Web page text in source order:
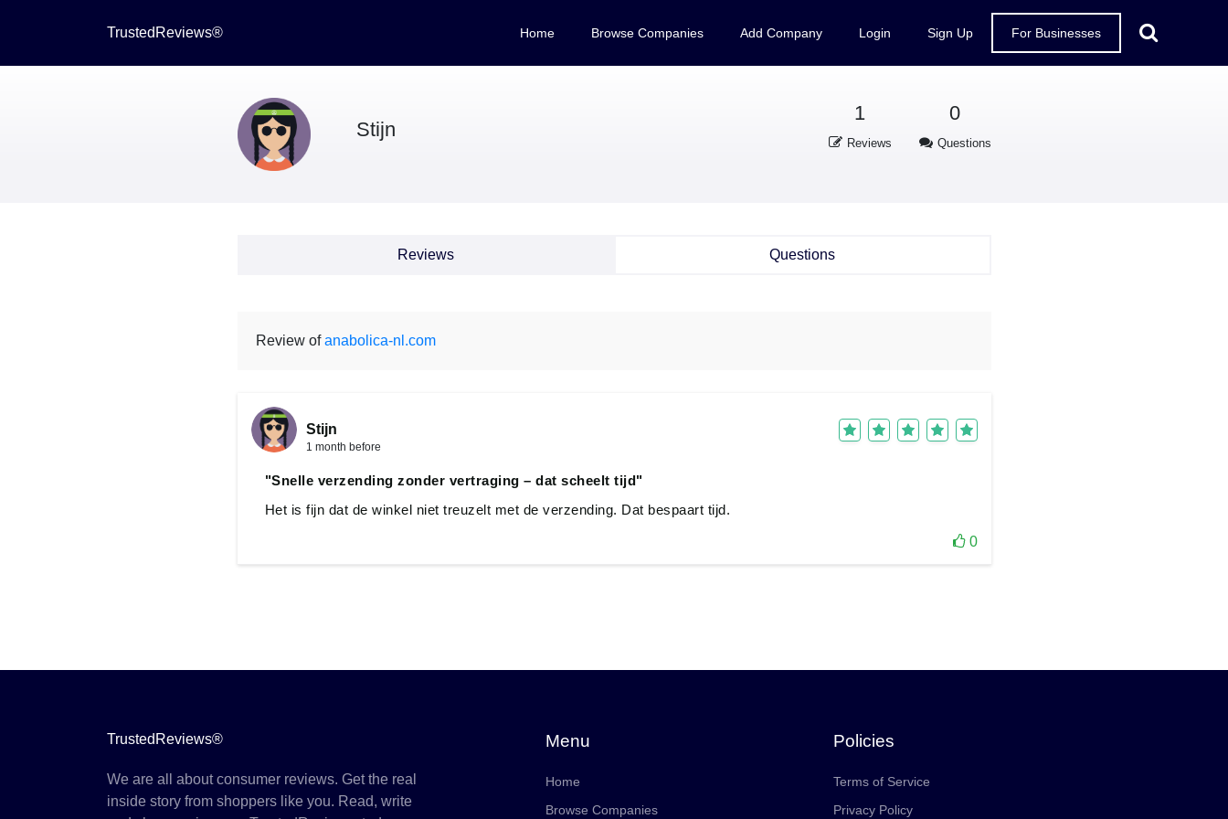
TrustedReviews® Home Browse Companies Add Company Login Sign Up For Businesses
Stijn
1
Reviews
0
Questions
Reviews Questions
Review ofanabolica-nl.com
Stijn
1 month before
"Snelle verzending zonder vertraging – dat scheelt tijd"
Het is fijn dat de winkel niet treuzelt met de verzending. Dat bespaart tijd.
0
TrustedReviews®
We are all about consumer reviews. Get the real
inside story from shoppers like you. Read, write
Menu
Home
Browse Companies
Policies
Terms of Service
Privacy Policy